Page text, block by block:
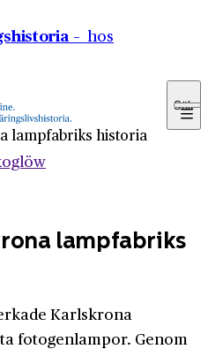
– hos
Sök
lampfabriks historia
lampfabriks
Karlskrona
fotogenlampor. Genom